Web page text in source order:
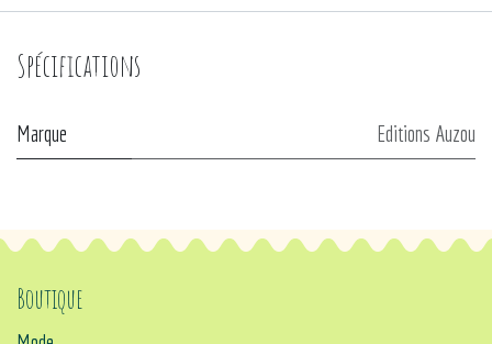
Spécifications
Marque Editions Auzou
Boutique